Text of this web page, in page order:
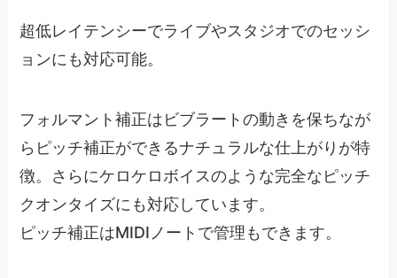
超低レイテンシーでライブやスタジオでのセッシ
ョンにも対応可能。
フォルマント補正はビブラートの動きを保ちなが
らピッチ補正ができるナチュラルな仕上がりが特
徴。さらにケロケロボイスのような完全なピッチ
クオンタイズにも対応しています。
ピッチ補正はMIDIノートで管理もできます。